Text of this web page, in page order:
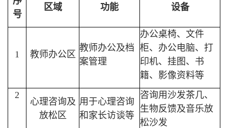
号
区域 功能 设备
1 教师办公区
教师办公及档
案管理
办公桌椅、文件
柜、办公电脑、打
印机、挂图、书
籍、影像资料等
2
心理咨询及
放松区
用于心理咨询
和家长访谈等
咨询用沙发茶几、
生物反馈及音乐放
松沙发